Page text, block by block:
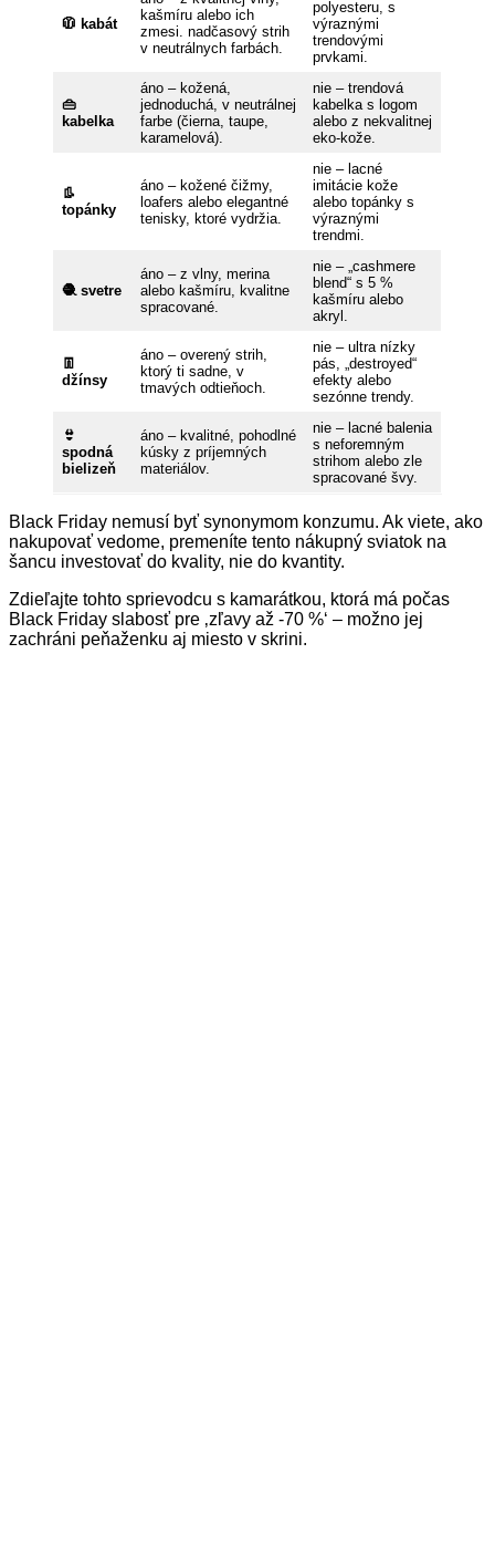
🧥 kabát
kašmíru alebo ich
zmesi. nadčasový strih
v neutrálnych farbách.
polyesteru, s
výraznými
trendovými
prvkami.
👜
kabelka
áno – kožená,
jednoduchá, v neutrálnej
farbe (čierna, taupe,
karamelová).
nie – trendová
kabelka s logom
alebo z nekvalitnej
eko-kože.
👢
topánky
áno – kožené čižmy,
loafers alebo elegantné
tenisky, ktoré vydržia.
nie – lacné
imitácie kože
alebo topánky s
výraznými
trendmi.
🧶 svetre
áno – z vlny, merina
alebo kašmíru, kvalitne
spracované.
nie – „cashmere
blend“ s 5 %
kašmíru alebo
akryl.
👖
džínsy
áno – overený strih,
ktorý ti sadne, v
tmavých odtieňoch.
nie – ultra nízky
pás, „destroyed“
efekty alebo
sezónne trendy.
👙
spodná
bielizeň
áno – kvalitné, pohodlné
kúsky z príjemných
materiálov.
nie – lacné balenia
s neforemným
strihom alebo zle
spracované švy.
Black Friday nemusí byť synonymom konzumu. Ak viete, ako
nakupovať vedome, premeníte tento nákupný sviatok na
šancu investovať do kvality, nie do kvantity.
Zdieľajte tohto sprievodcu s kamarátkou, ktorá má počas
Black Friday slabosť pre ‚zľavy až -70 %‘ – možno jej
zachráni peňaženku aj miesto v skrini.